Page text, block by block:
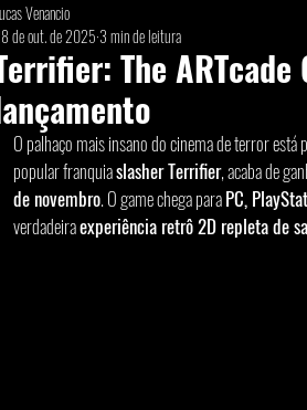
The
Venancio
de out. de 2025 3 min de leitura
O palhaço mais insano do cinema de terror está
popular franquia slasher Terrifier, acaba de
de novembro. O game chega para PC,
verdadeira experiência retrô 2D repleta de